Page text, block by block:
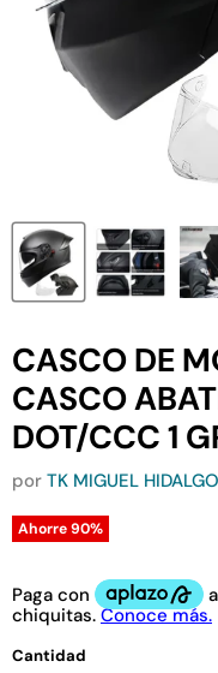
CASCO DE
CASCO
DOT/CCC 1
por TK MIGUEL HIDALGO
Ahorre90%
Cantidad